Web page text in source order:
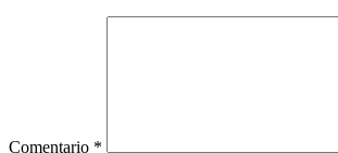
Comentario *